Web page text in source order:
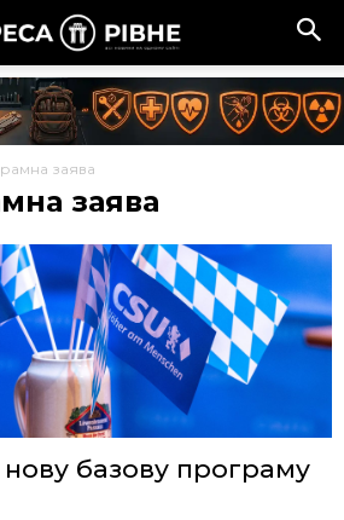
заява
заява
базову програму